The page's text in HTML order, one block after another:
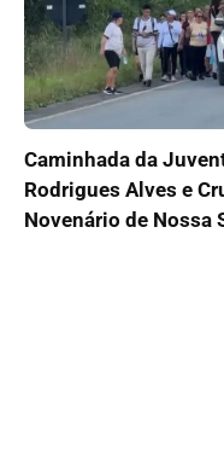
Caminhada da
Rodrigues Alves e
Novenário de Nossa